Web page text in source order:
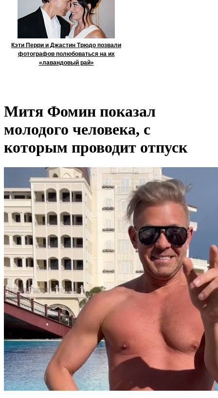
Кэти Перри и Джастин Трюдо позвали
фотографов полюбоваться на их
«лавандовый рай»
Митя Фомин показал
молодого человека, с
которым проводит отпуск